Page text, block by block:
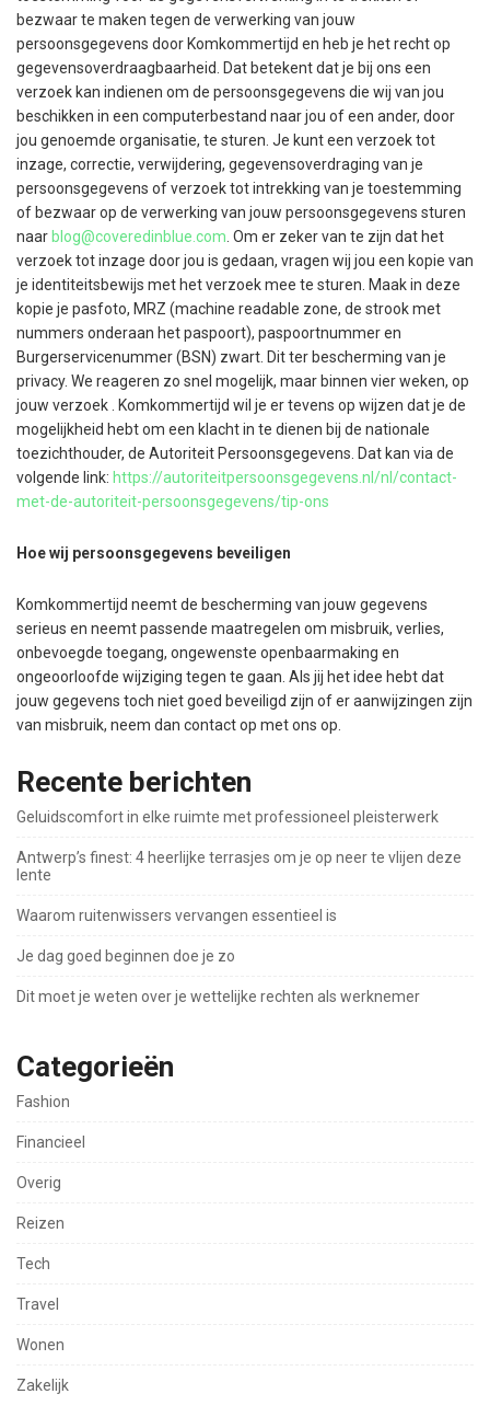
bezwaar te maken tegen de verwerking van jouw
persoonsgegevens door Komkommertijd en heb je het recht op
gegevensoverdraagbaarheid. Dat betekent dat je bij ons een
verzoek kan indienen om de persoonsgegevens die wij van jou
beschikken in een computerbestand naar jou of een ander, door
jou genoemde organisatie, te sturen. Je kunt een verzoek tot
inzage, correctie, verwijdering, gegevensoverdraging van je
persoonsgegevens of verzoek tot intrekking van je toestemming
of bezwaar op de verwerking van jouw persoonsgegevens sturen
naar blog@coveredinblue.com . Om er zeker van te zijn dat het
verzoek tot inzage door jou is gedaan, vragen wij jou een kopie van
je identiteitsbewijs met het verzoek mee te sturen. Maak in deze
kopie je pasfoto, MRZ (machine readable zone, de strook met
nummers onderaan het paspoort), paspoortnummer en
Burgerservicenummer (BSN) zwart. Dit ter bescherming van je
privacy. We reageren zo snel mogelijk, maar binnen vier weken, op
jouw verzoek . Komkommertijd wil je er tevens op wijzen dat je de
mogelijkheid hebt om een klacht in te dienen bij de nationale
toezichthouder, de Autoriteit Persoonsgegevens. Dat kan via de
volgende link: https://autoriteitpersoonsgegevens.nl/nl/contact-
met-de-autoriteit-persoonsgegevens/tip-ons
Hoe wij persoonsgegevens beveiligen
Komkommertijd neemt de bescherming van jouw gegevens
serieus en neemt passende maatregelen om misbruik, verlies,
onbevoegde toegang, ongewenste openbaarmaking en
ongeoorloofde wijziging tegen te gaan. Als jij het idee hebt dat
jouw gegevens toch niet goed beveiligd zijn of er aanwijzingen zijn
van misbruik, neem dan contact op met ons op.
Recente berichten
Geluidscomfort in elke ruimte met professioneel pleisterwerk
Antwerp’s finest: 4 heerlijke terrasjes om je op neer te vlijen deze
lente
Waarom ruitenwissers vervangen essentieel is
Je dag goed beginnen doe je zo
Dit moet je weten over je wettelijke rechten als werknemer
Categorieën
Fashion
Financieel
Overig
Reizen
Tech
Travel
Wonen
Zakelijk